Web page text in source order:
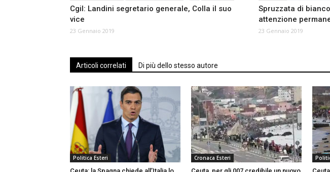
Cgil: Landini segretario generale, Colla il suo
vice
23 Gennaio 2019
Spruzzata di
attenzione
23 Gennaio 2019
Articoli correlati Di più dello stesso autore
Politica Esteri Cronaca Esteri